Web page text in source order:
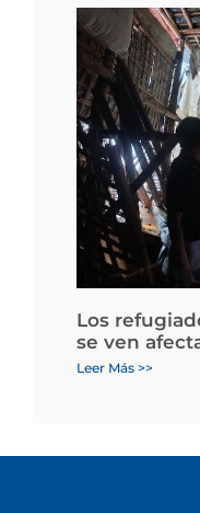
Los
se ven
Leer Más >>